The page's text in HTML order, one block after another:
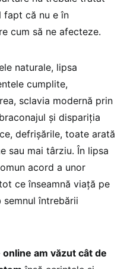
fapt că nu e în
cum să ne afecteze.
naturale, lipsa
cumplite,
sclavia modernă prin
și dispariția
defrișările, toate arată
sau mai târziu. În lipsa
acord a unor
ce înseamnă viață pe
întrebării
online am văzut cât de